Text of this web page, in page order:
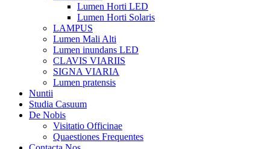
Lumen Horti LED
Lumen Horti Solaris
LAMPUS
Lumen Mali Alti
Lumen inundans LED
CLAVIS VIARIIS
SIGNA VIARIA
Lumen pratensis
Nuntii
Studia Casuum
De Nobis
Visitatio Officinae
Quaestiones Frequentes